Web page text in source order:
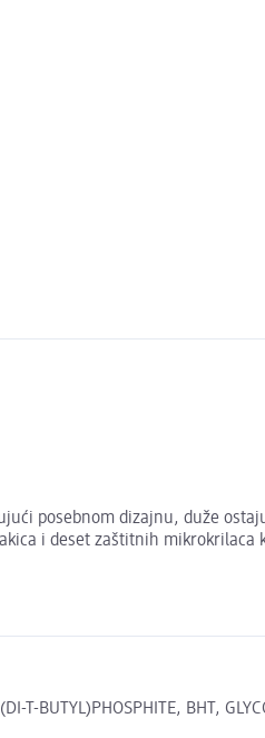
posebnom dizajnu, duže
i deset zaštitnih
T-BUTYL)PHOSPHITE, BHT,